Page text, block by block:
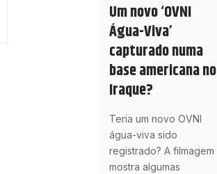
Um novo ‘OVNI
Água-Viva’
capturado numa
base americana no
Iraque?
Teria um novo OVNI
água-viva sido
registrado? A filmagem
mostra algumas